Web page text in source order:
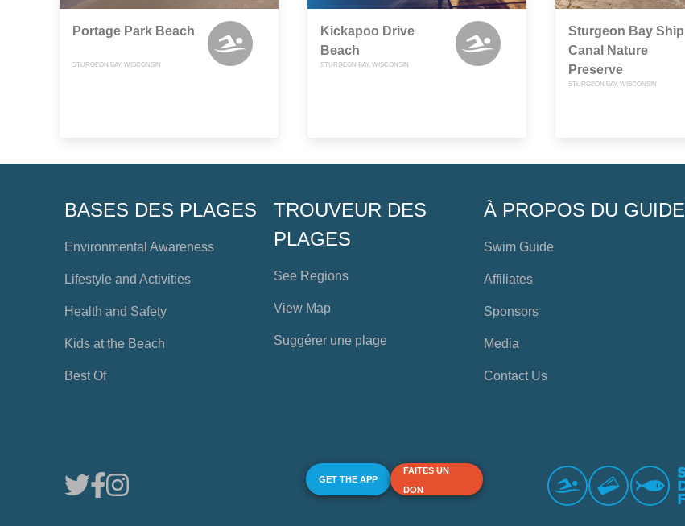
Portage Park Beach
STURGEON BAY, WISCONSIN
Kickapoo Drive
Beach
STURGEON BAY, WISCONSIN
Sturgeon Bay Ship
Canal Nature
Preserve
STURGEON BAY, WISCONSIN
BASES DES PLAGES
Environmental Awareness
Lifestyle and Activities
Health and Safety
Kids at the Beach
Best Of
TROUVEUR DES
PLAGES
See Regions
View Map
Suggérer une plage
À PROPOS DU GUIDE
Swim Guide
Affiliates
Sponsors
Media
Contact Us
GET THE APP
FAITES UN
DON